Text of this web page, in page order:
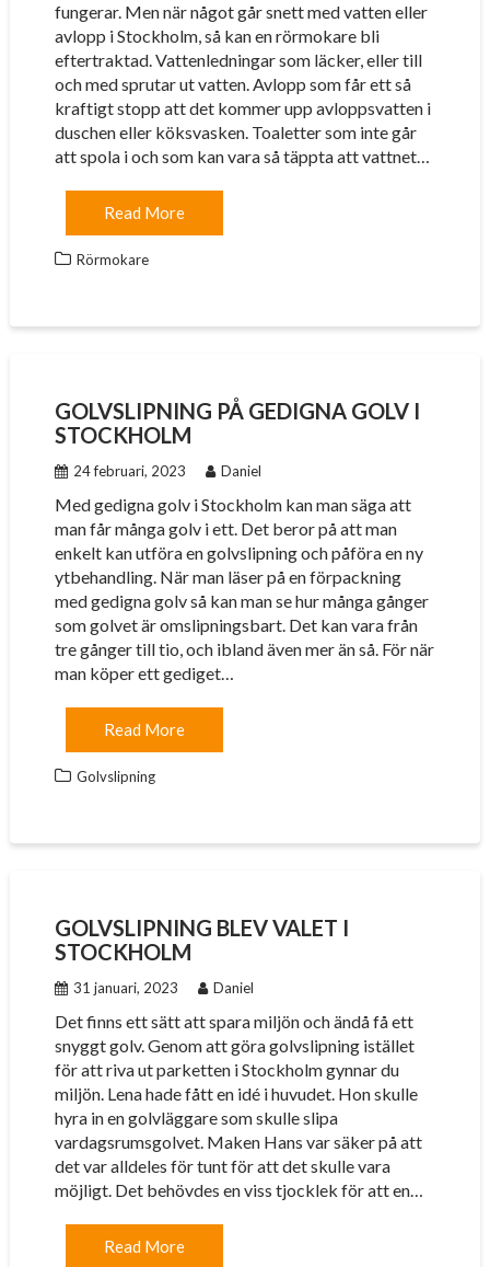
fungerar. Men när något går snett med vatten eller
avlopp i Stockholm, så kan en rörmokare bli
eftertraktad. Vattenledningar som läcker, eller till
och med sprutar ut vatten. Avlopp som får ett så
kraftigt stopp att det kommer upp avloppsvatten i
duschen eller köksvasken. Toaletter som inte går
att spola i och som kan vara så täppta att vattnet…
Read More
Rörmokare
GOLVSLIPNING PÅ GEDIGNA GOLV I
STOCKHOLM
24 februari, 2023 Daniel
Med gedigna golv i Stockholm kan man säga att
man får många golv i ett. Det beror på att man
enkelt kan utföra en golvslipning och påföra en ny
ytbehandling. När man läser på en förpackning
med gedigna golv så kan man se hur många gånger
som golvet är omslipningsbart. Det kan vara från
tre gånger till tio, och ibland även mer än så. För när
man köper ett gediget…
Read More
Golvslipning
GOLVSLIPNING BLEV VALET I
STOCKHOLM
31 januari, 2023 Daniel
Det finns ett sätt att spara miljön och ändå få ett
snyggt golv. Genom att göra golvslipning istället
för att riva ut parketten i Stockholm gynnar du
miljön. Lena hade fått en idé i huvudet. Hon skulle
hyra in en golvläggare som skulle slipa
vardagsrumsgolvet. Maken Hans var säker på att
det var alldeles för tunt för att det skulle vara
möjligt. Det behövdes en viss tjocklek för att en…
Read More